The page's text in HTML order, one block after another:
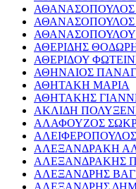
ΑΘΑΝΑΣΟΠΟΥΛΟΣ
ΑΘΑΝΑΣΟΠΟΥΛΟΣ
ΑΘΕΡΙΔΗΣ
ΑΘΕΡΙΔΟΥ
ΑΘΗΝΑΙΟΣ
ΑΘΗΤΑΚΗ ΜΑΡΙΑ
ΑΘΗΤΑΚΗΣ
ΑΚΛΙΔΗ
ΑΛΑΦΟΥΖΟΣ
ΑΛΕΞΑΝΔΡΑΚΗ
ΑΛΕΞΑΝΔΡΑΚΗΣ
ΑΛΕΞΑΝΔΡΗΣ